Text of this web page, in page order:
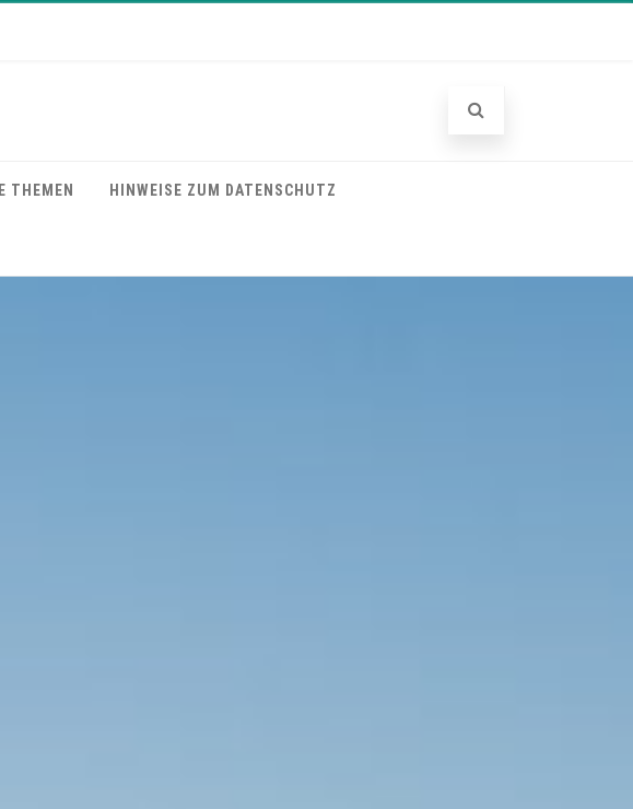
THEMEN HINWEISE ZUM DATENSCHUTZ